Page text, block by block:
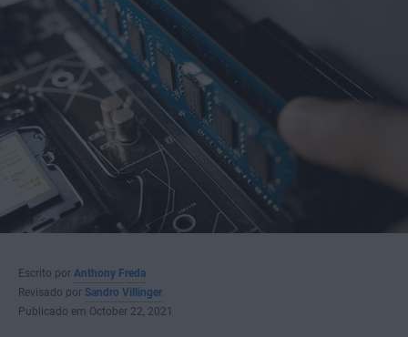
Escrito por Anthony Freda
Revisado por Sandro Villinger
Publicado em October 22, 2021